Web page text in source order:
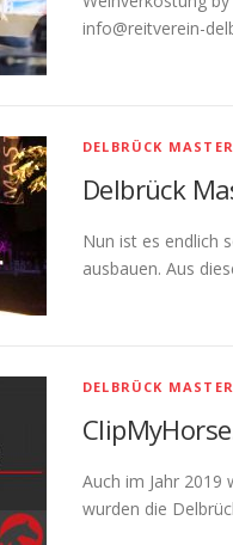
info@reitverein-
DELBRÜCK
Delbrück
Nun ist es endlich
ausbauen. Aus
DELBRÜCK
Auch im Jahr 2019
wurden die